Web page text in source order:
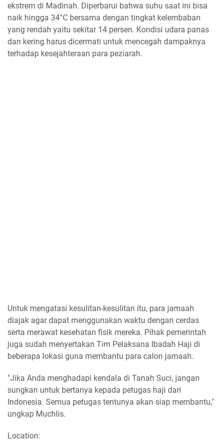
ekstrem di Madinah. Diperbarui bahwa suhu saat ini bisa
naik hingga 34°C bersama dengan tingkat kelembaban
yang rendah yaitu sekitar 14 persen. Kondisi udara panas
dan kering harus dicermati untuk mencegah dampaknya
terhadap kesejahteraan para peziarah.
Untuk mengatasi kesulitan-kesulitan itu, para jamaah
diajak agar dapat menggunakan waktu dengan cerdas
serta merawat kesehatan fisik mereka. Pihak pemerintah
juga sudah menyertakan Tim Pelaksana Ibadah Haji di
beberapa lokasi guna membantu para calon jamaah.
"Jika Anda menghadapi kendala di Tanah Suci, jangan
sungkan untuk bertanya kepada petugas haji dari
Indonesia. Semua petugas tentunya akan siap membantu,"
ungkap Muchlis.
Location: